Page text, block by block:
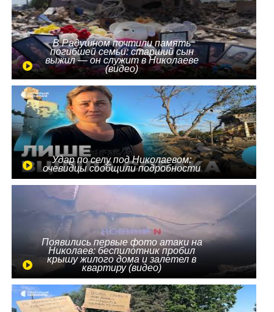
В Радушном почтили память
погибшей семьи: старший сын
выжил — он служит в Николаеве
(видео)
Удар по селу под Николаевом:
очевидцы сообщили подробности
Появились первые фото атаки на
Николаев: беспилотник пробил
крышу жилого дома и залетел в
квартиру (видео)